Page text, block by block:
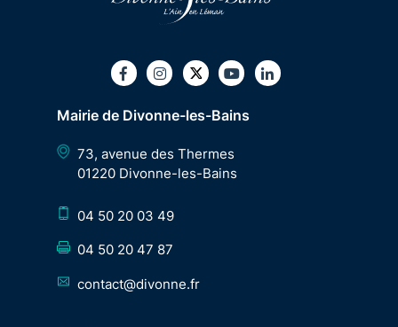
FacebookInstagram
TwitterYoutubeLinkedIn
Mairie de Divonne-les-Bains
73, avenue des Thermes
01220 Divonne-les-Bains
04 50 20 03 49
04 50 20 47 87
contact@divonne.fr